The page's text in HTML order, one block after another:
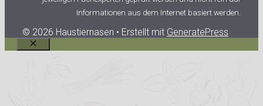
Informationen aus dem Internet basiert werden.
© 2026 Haustiernasen • Erstellt mit GeneratePress
Schließen